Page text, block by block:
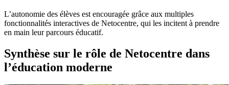
L’autonomie des élèves est encouragée grâce aux multiples
fonctionnalités interactives de Netocentre, qui les incitent à prendre
en main leur parcours éducatif.
Synthèse sur le rôle de Netocentre dans
l’éducation moderne